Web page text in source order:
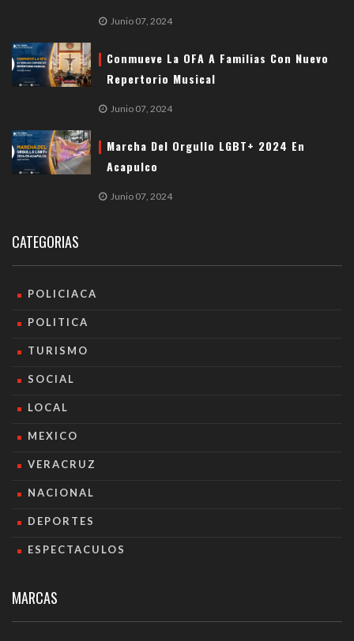
Junio 07, 2024
Conmueve La OFA A Familias Con Nuevo
Repertorio Musical
Junio 07, 2024
Marcha Del Orgullo LGBT+ 2024 En
Acapulco
Junio 07, 2024
CATEGORIAS
POLICIACA
POLITICA
TURISMO
SOCIAL
LOCAL
MEXICO
VERACRUZ
NACIONAL
DEPORTES
ESPECTACULOS
MARCAS